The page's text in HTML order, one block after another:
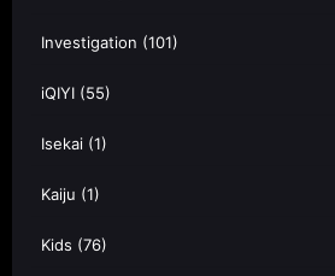
Investigation (101)
iQIYI (55)
Isekai (1)
Kaiju (1)
Kids (76)